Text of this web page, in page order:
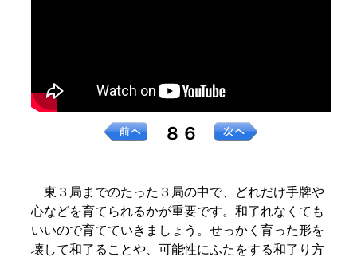
８６
東３局までのたった３局の中で、どれだけ手牌や
心などを育てられるかが重要です。和了れなくても
いいので育てていきましょう。せっかく育った形を
壊して和了ることや、可能性にふたをする和了り方